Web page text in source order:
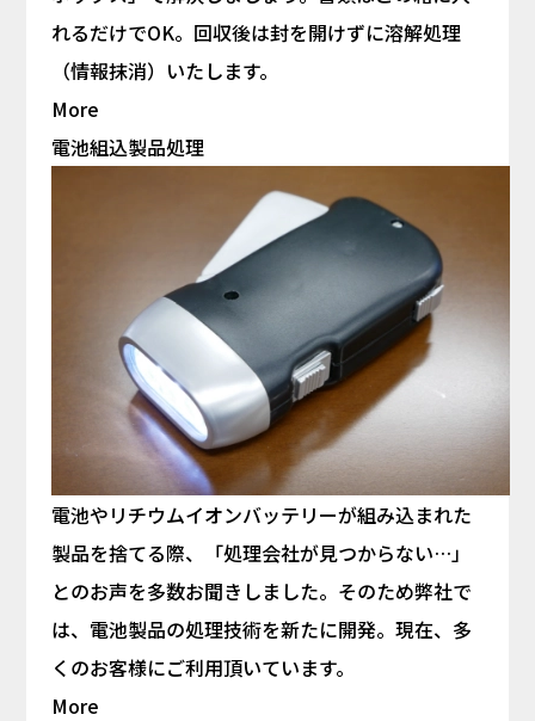
れるだけでOK。回収後は封を開けずに溶解処理
（情報抹消）いたします。
More
電池組込製品処理
電池やリチウムイオンバッテリーが組み込まれた
製品を捨てる際、「処理会社が見つからない…」
とのお声を多数お聞きしました。そのため弊社で
は、電池製品の処理技術を新たに開発。現在、多
くのお客様にご利用頂いています。
More